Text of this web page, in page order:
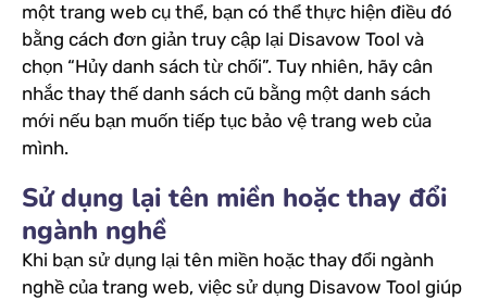
một trang web cụ thể, bạn có thể thực hiện điều đó
bằng cách đơn giản truy cập lại Disavow Tool và
chọn “Hủy danh sách từ chối”. Tuy nhiên, hãy cân
nhắc thay thế danh sách cũ bằng một danh sách
mới nếu bạn muốn tiếp tục bảo vệ trang web của
mình.
Sử dụng lại tên miền hoặc thay đổi
ngành nghề
Khi bạn sử dụng lại tên miền hoặc thay đổi ngành
nghề của trang web, việc sử dụng Disavow Tool giúp